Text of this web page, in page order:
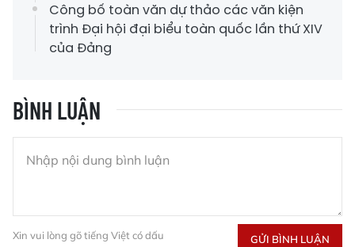
Công bố toàn văn dự thảo các văn kiện
trình Đại hội đại biểu toàn quốc lần thứ XIV
của Đảng
BÌNH LUẬN
Xin vui lòng gõ tiếng Việt có dấu GỬI BÌNH LUẬN